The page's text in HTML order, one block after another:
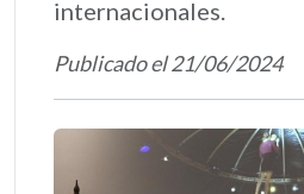
internacionales.
Publicado el 21/06/2024